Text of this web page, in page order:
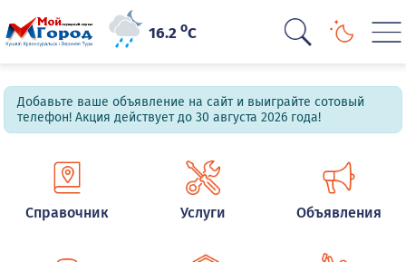
16.2oC
Добавьте ваше объявление на сайт и выиграйте сотовый
телефон! Акция действует до 30 августа 2026 года!
Справочник Услуги Объявления